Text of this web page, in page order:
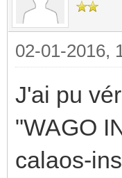
02-01-2016,
J'ai pu
"WAGO
calaos-